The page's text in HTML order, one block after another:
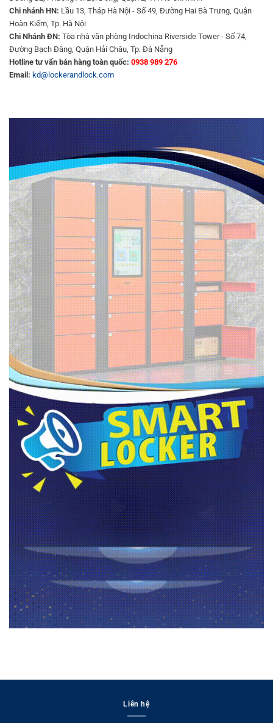
Chi nhánh HN: Lầu 13, Tháp Hà Nội - Số 49, Đường Hai Bà Trưng, Quận
Hoàn Kiếm, Tp. Hà Nội
Chi Nhánh ĐN: Tòa nhà văn phòng Indochina Riverside Tower - Số 74,
Đường Bạch Đằng, Quận Hải Châu, Tp. Đà Nẵng
Hotline tư vấn bán hàng toàn quốc: 0938 989 276
Email: kd@lockerandlock.com
Liên hệ